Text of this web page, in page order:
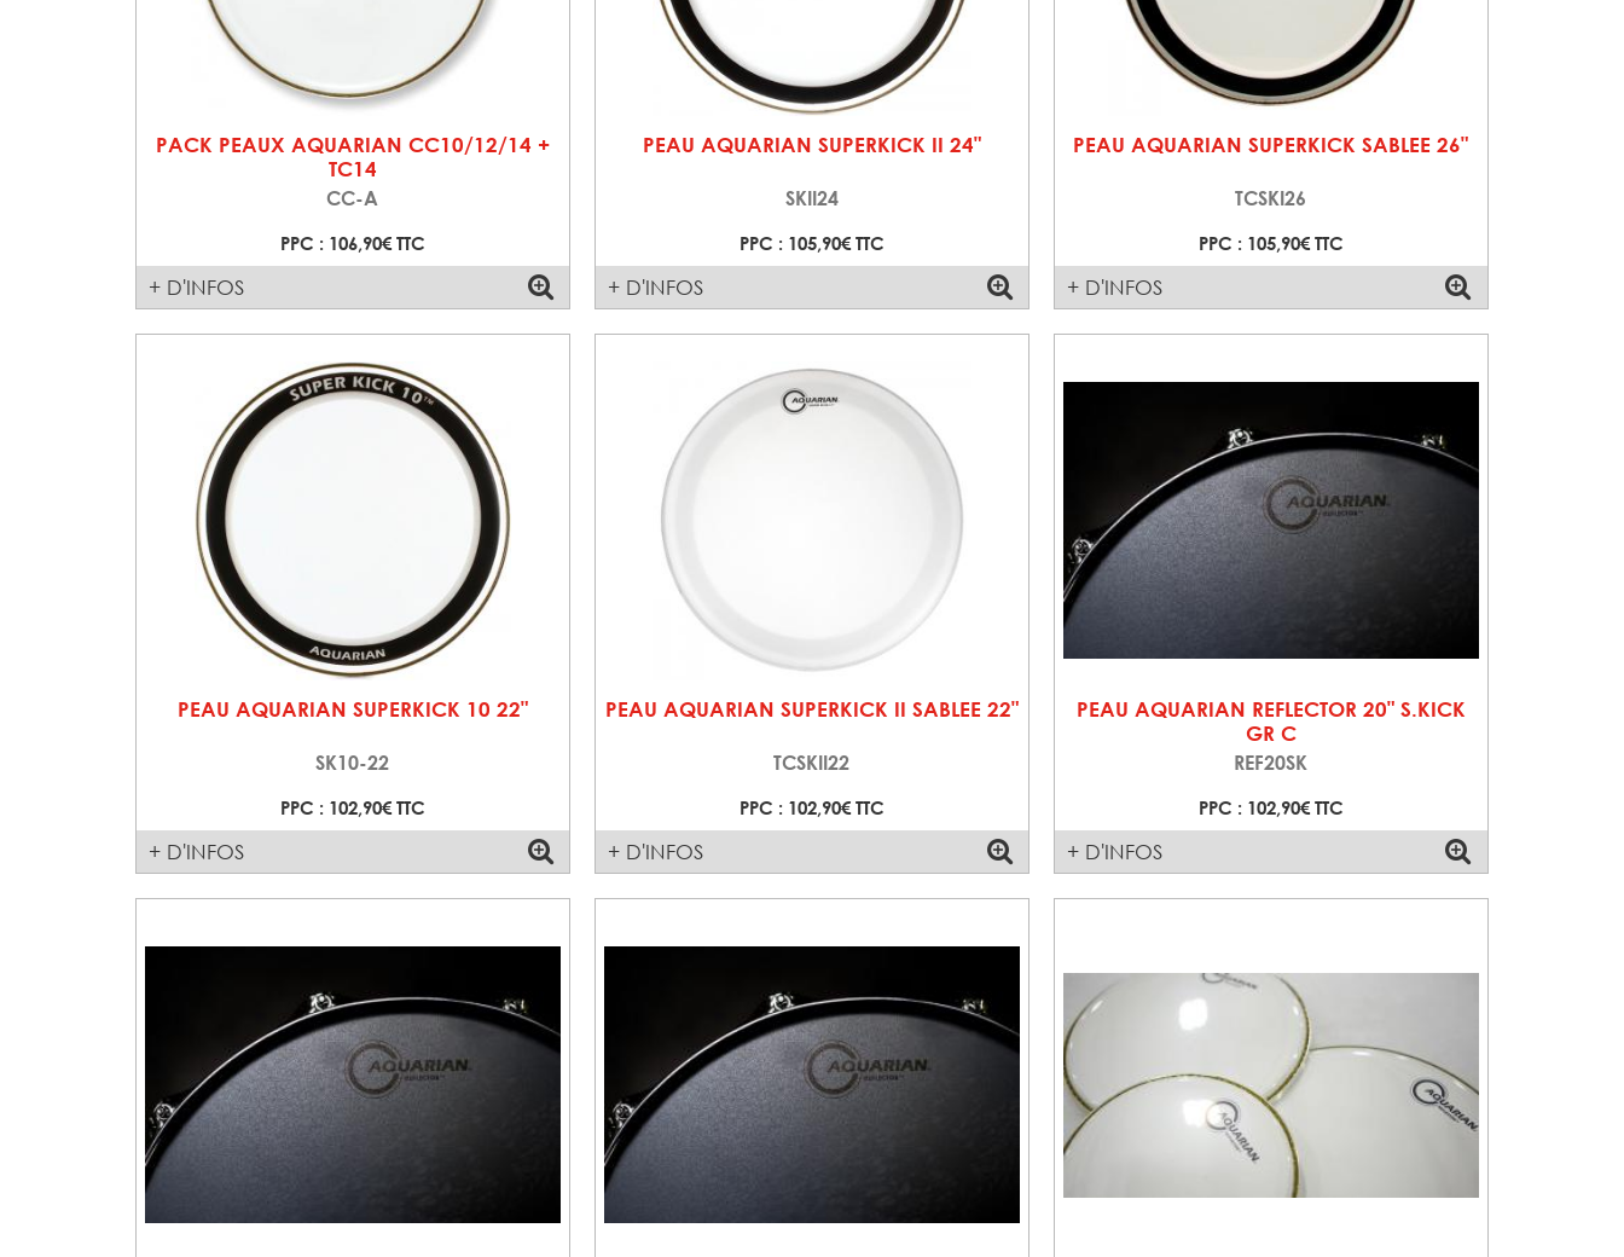
PACK PEAUX AQUARIAN CC10/12/14 +
TC14
CC-A
PPC : 106,90€ TTC
+ D'INFOS
PEAU AQUARIAN SUPERKICK II 24"
SKII24
PPC : 105,90€ TTC
+ D'INFOS
PEAU AQUARIAN SUPERKICK SABLEE 26"
TCSKI26
PPC : 105,90€ TTC
+ D'INFOS
PEAU AQUARIAN SUPERKICK 10 22"
SK10-22
PPC : 102,90€ TTC
+ D'INFOS
PEAU AQUARIAN SUPERKICK II SABLEE 22"
TCSKII22
PPC : 102,90€ TTC
+ D'INFOS
PEAU AQUARIAN REFLECTOR 20" S.KICK
GR C
REF20SK
PPC : 102,90€ TTC
+ D'INFOS